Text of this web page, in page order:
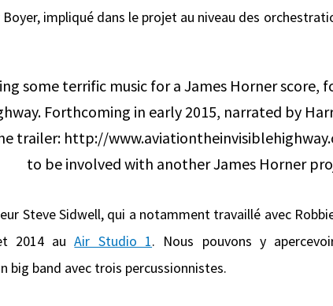
impliqué dans le projet au niveau des
Steve Sidwell, qui a notamment travaillé avec
2014 auAir Studio 1. Nous pouvons y
big band avec trois percussionnistes.